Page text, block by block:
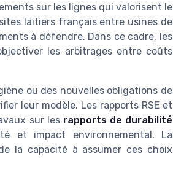
sur les lignes qui valorisent le
laitiers français entre usines de
à défendre. Dans ce cadre, les
les arbitrages entre coûts
ou des nouvelles obligations de
leur modèle. Les rapports RSE et
sur les rapports de durabilité
et impact environnemental. La
la capacité à assumer ces choix